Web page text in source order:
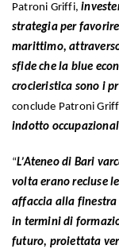
Patroni Griffi,
strategia per
marittimo,
sfide che la blue
crocieristica sono i
conclude Patroni
indotto
“L’Ateneo di Bari
volta erano recluse
affaccia alla finestra
in termini di
futuro, proiettata